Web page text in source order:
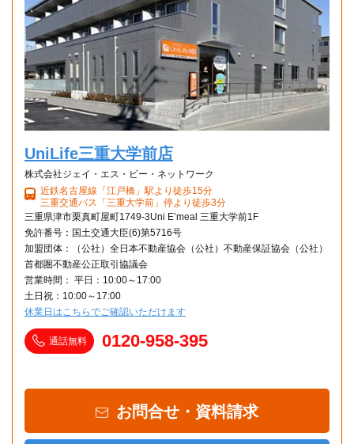
UniLife三重大学前店
株式会社ジェイ・エス・ビー・ネットワーク
近鉄名古屋線「江戸橋」駅より徒歩15分
三重交通バス「三重大学前」停より徒歩3分
三重県津市栗真町屋町1749-3Uni E’meal 三重大学前1F
免許番号：国土交通大臣(6)第5716号
加盟団体：（公社）全日本不動産協会（公社）不動産保証協会（公社）
首都圏不動産公正取引協議会
営業時間： 平日：10:00～17:00
土日祝：10:00～17:00
休業日はこちらでご確認いただけます
通話無料 0120-958-395
お問合せ・資料請求